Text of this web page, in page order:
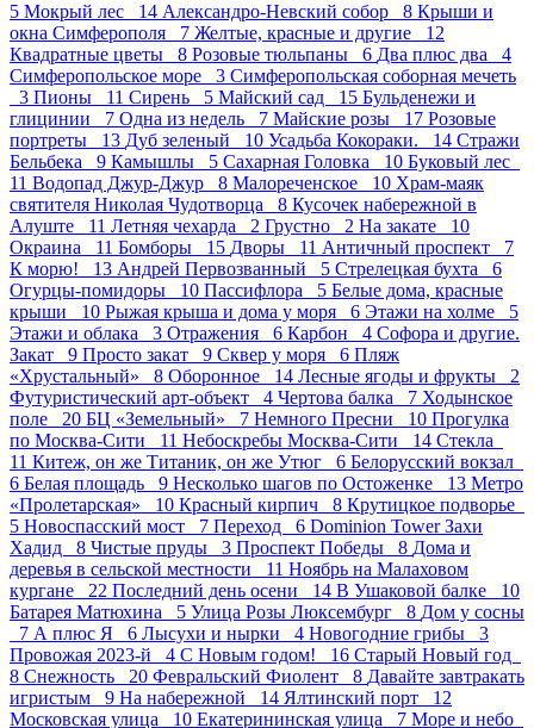
5 Мокрый лес 14 Александро-Невский собор 8 Крыши и
окна Симферополя 7 Желтые, красные и другие 12
Квадратные цветы 8 Розовые тюльпаны 6 Два плюс два 4
Симферопольское море 3 Симферопольская соборная мечеть
3 Пионы 11 Сирень 5 Майский сад 15 Бульденежи и
глицинии 7 Одна из недель 7 Майские розы 17 Розовые
портреты 13 Дуб зеленый 10 Усадьба Кокораки. 14 Стражи
Бельбека 9 Камышлы 5 Сахарная Головка 10 Буковый лес
11 Водопад Джур-Джур 8 Малореченское 10 Храм-маяк
святителя Николая Чудотворца 8 Кусочек набережной в
Алуште 11 Летняя чехарда 2 Грустно 2 На закате 10
Окраина 11 Бомборы 15 Дворы 11 Античный проспект 7
К морю! 13 Андрей Первозванный 5 Стрелецкая бухта 6
Огурцы-помидоры 10 Пасcифлора 5 Белые дома, красные
крыши 10 Рыжая крыша и дома у моря 6 Этажи на холме 5
Этажи и облака 3 Отражения 6 Карбон 4 Софора и другие.
Закат 9 Просто закат 9 Сквер у моря 6 Пляж
«Хрустальный» 8 Оборонное 14 Лесные ягоды и фрукты 2
Футуристический арт-объект 4 Чертова балка 7 Ходынское
поле 20 БЦ «Земельный» 7 Немного Пресни 10 Прогулка
по Москва-Сити 11 Небоскребы Москва-Сити 14 Стекла
11 Китеж, он же Титаник, он же Утюг 6 Белорусский вокзал
6 Белая площадь 9 Несколько шагов по Остоженке 13 Метро
«Пролетарская» 10 Красный кирпич 8 Крутицкое подворье
5 Новоспасский мост 7 Переход 6 Dominion Tower Захи
Хадид 8 Чистые пруды 3 Проспект Победы 8 Дома и
деревья в сельской местности 11 Ноябрь на Малаховом
кургане 22 Последний день осени 14 В Ушаковой балке 10
Батарея Матюхина 5 Улица Розы Люксембург 8 Дом у сосны
7 А плюс Я 6 Лысухи и нырки 4 Новогодние грибы 3
Провожая 2023-й 4 С Новым годом! 16 Старый Новый год
8 Снежность 20 Февральский Фиолент 8 Давайте завтракать
игристым 9 На набережной 14 Ялтинский порт 12
Московская улица 10 Екатерининская улица 7 Море и небо